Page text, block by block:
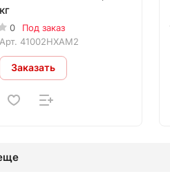
кг
0
Под заказ
Арт. 41002HXAM2
Заказать